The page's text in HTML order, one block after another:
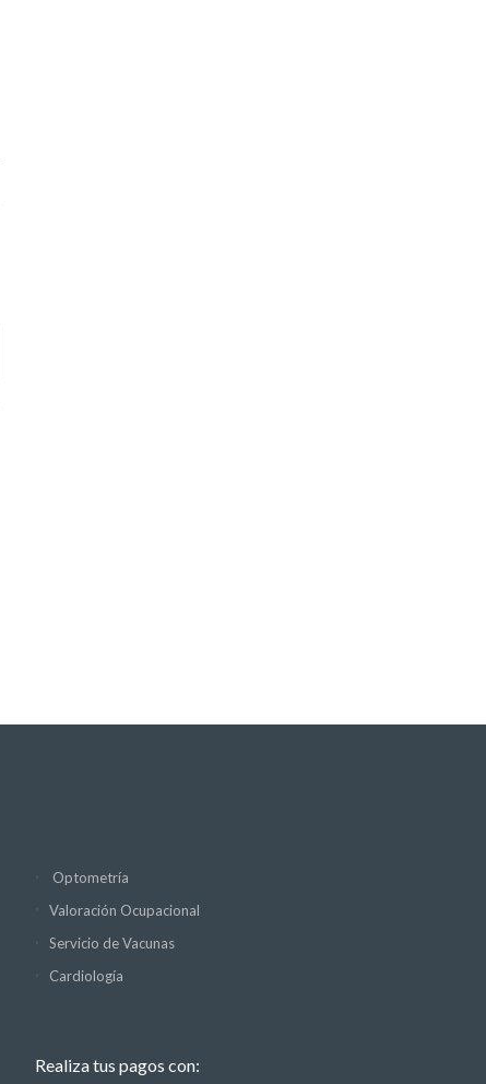
Optometría
Valoración Ocupacional
Servicio de Vacunas
Cardiología
Realiza tus pagos con: